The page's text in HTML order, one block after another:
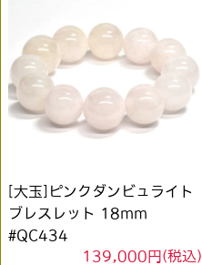
[大玉]ピンクダンビュライト
ブレスレット 18mm
#QC434
139,000円(税込)